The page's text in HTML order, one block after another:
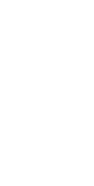
il tuo Target